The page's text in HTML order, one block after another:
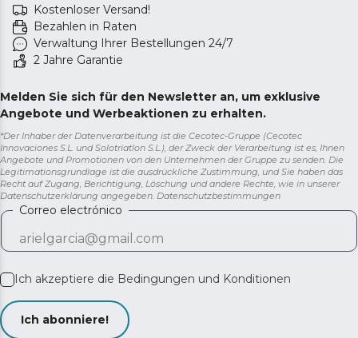
Kostenloser Versand!
Bezahlen in Raten
Verwaltung Ihrer Bestellungen 24/7
2 Jahre Garantie
Melden Sie sich für den Newsletter an, um exklusive
Angebote und Werbeaktionen zu erhalten.
*Der Inhaber der Datenverarbeitung ist die Cecotec-Gruppe (Cecotec
Innovaciones S.L. und Solotriatlon S.L.), der Zweck der Verarbeitung ist es, Ihnen
Angebote und Promotionen von den Unternehmen der Gruppe zu senden. Die
Legitimationsgrundlage ist die ausdrückliche Zustimmung, und Sie haben das
Recht auf Zugang, Berichtigung, Löschung und andere Rechte, wie in unserer
Datenschutzerklärung angegeben. Datenschutzbestimmungen
Correo electrónico
Ich akzeptiere die Bedingungen und Konditionen
Ich abonniere!